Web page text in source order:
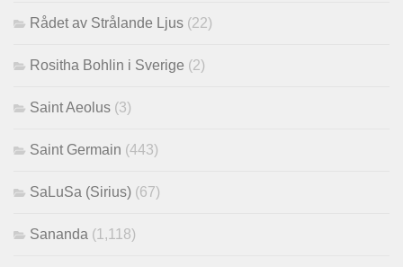
Rådet av Strålande Ljus (22)
Rositha Bohlin i Sverige (2)
Saint Aeolus (3)
Saint Germain (443)
SaLuSa (Sirius) (67)
Sananda (1,118)